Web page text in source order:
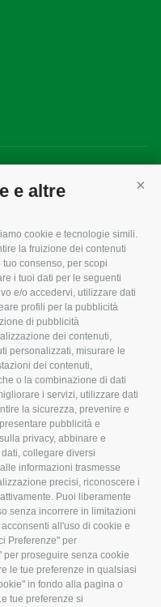
e altre
cookie e tecnologie simili.
la fruizione dei contenuti
consenso, per scopi
i tuoi dati per le seguenti
e/o accedervi, utilizzare dati
profili per la pubblicità
di pubblicità
dei contenuti,
personalizzati, misurare le
dei contenuti,
o la combinazione di dati
i servizi, utilizzare dati
la sicurezza, prevenire e
pubblicità e
privacy, abbinare e
collegare diversi
informazioni trasmesse
precisi, riconoscere i
Puoi liberamente
senza incorrere in limitazioni
all'uso di cookie e
Preferenze" per
per proseguire senza cookie
le tue preferenze in qualsiasi
in fondo alla pagina o
tue preferenze si
Tecnico
Fiscale
Lavoro
Ambiente
Associazione
Notizie in evidenza
Eventi
Comunicati Stampa
Video
Iscrizione Newsletter
Newsletter